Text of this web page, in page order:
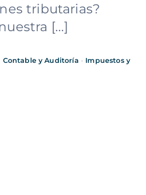
tributarias?
[...]
Contable y Auditoría • Impuestos y